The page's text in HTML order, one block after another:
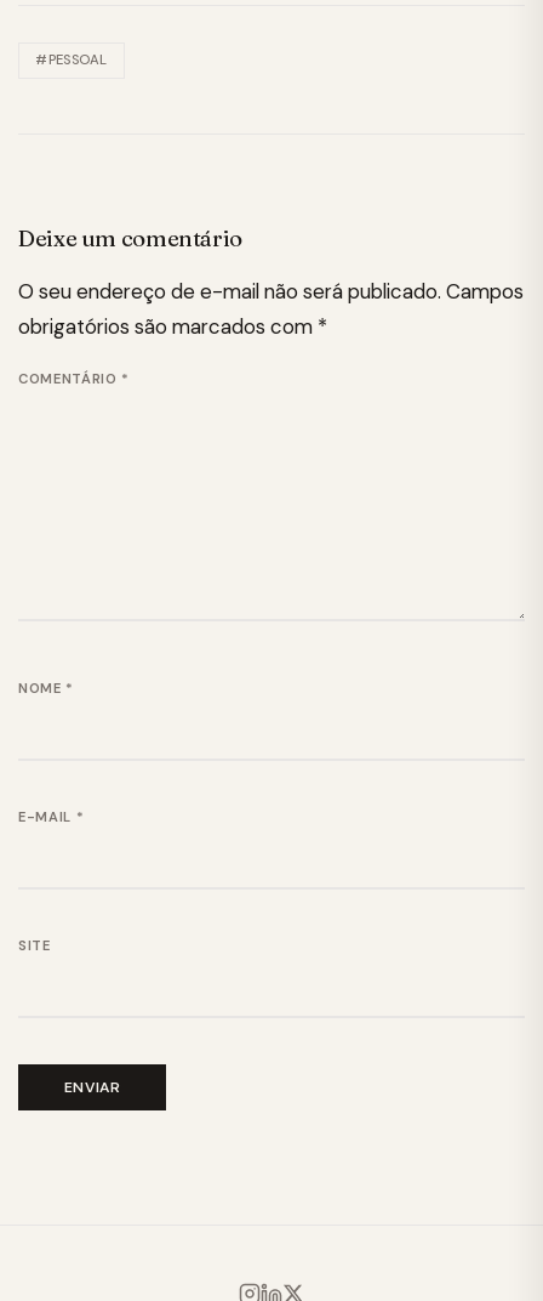
#PESSOAL
Deixe um comentário
O seu endereço de e-mail não será publicado. Campos
obrigatórios são marcados com *
COMENTÁRIO *
NOME *
E-MAIL *
SITE